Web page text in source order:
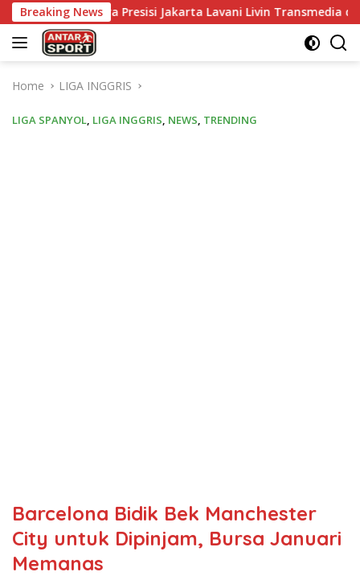
Skip
to
content
Breaking News
Presisi Jakarta Lavani Livin Transmedia di Grand Final
Home LIGA INGGRIS
LIGA SPANYOL, LIGA INGGRIS, NEWS, TRENDING
Barcelona Bidik Bek Manchester
City untuk Dipinjam, Bursa Januari
Memanas